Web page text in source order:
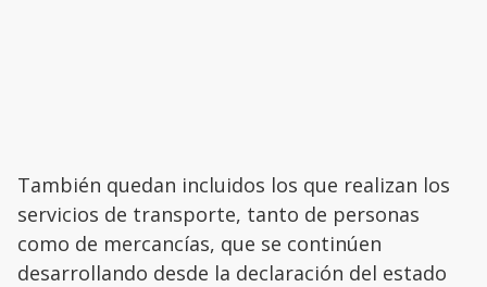
También quedan incluidos los que realizan los
servicios de transporte, tanto de personas
como de mercancías, que se continúen
desarrollando desde la declaración del estado